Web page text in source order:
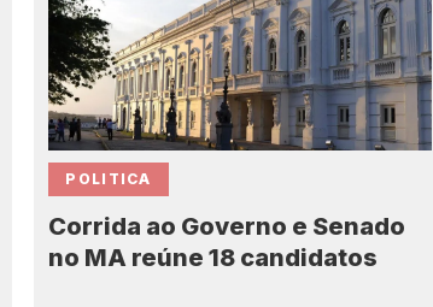
POLITICA
Corrida ao Governo e Senado
no MA reúne 18 candidatos